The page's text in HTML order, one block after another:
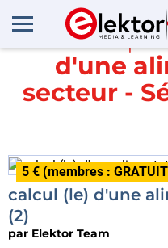
En savoir
d'une
secteur -
5 € (membres :
calcul (le) d'une
(2)
par Elektor Team